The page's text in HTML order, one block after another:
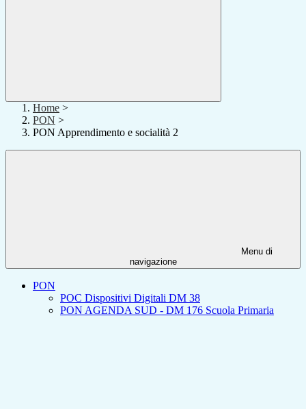
Home >
PON >
PON Apprendimento e socialità 2
Menu di
navigazione
PON
POC Dispositivi Digitali DM 38
PON AGENDA SUD - DM 176 Scuola Primaria